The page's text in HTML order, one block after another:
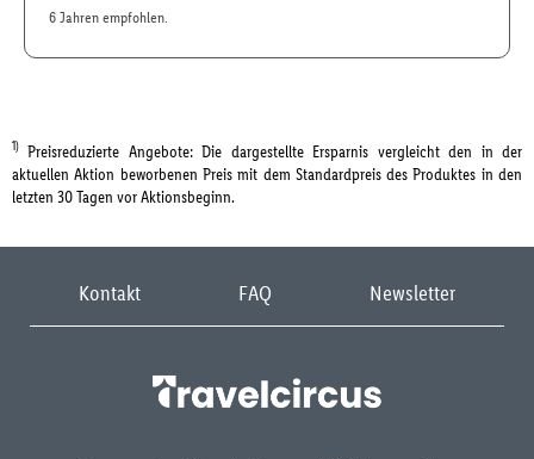
6 Jahren empfohlen.
1) Preisreduzierte Angebote: Die dargestellte Ersparnis vergleicht den in der
aktuellen Aktion beworbenen Preis mit dem Standardpreis des Produktes in den
letzten 30 Tagen vor Aktionsbeginn.
Kontakt FAQ Newsletter